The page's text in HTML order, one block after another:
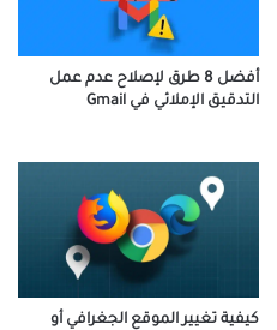
أفضل 8 طرق لإصلاح عدم عمل
التدقيق الإملائي في Gmail
كيفية تغيير الموقع الجغرافي أو